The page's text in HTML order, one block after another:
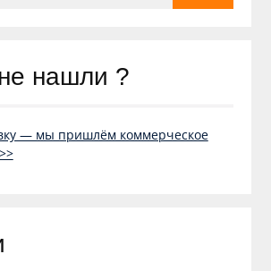
нашли ?
— мы пришлём коммерческое